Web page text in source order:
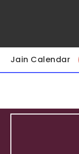
Jain Calendar